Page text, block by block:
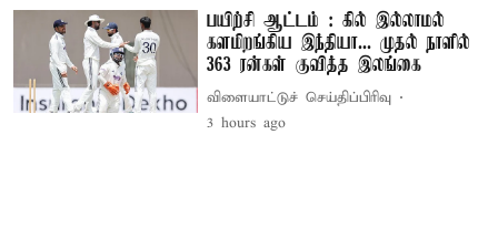
பயிற்சி ஆட்டம் : கில் இல்லாமல்
களமிறங்கிய இந்தியா... முதல் நாளில்
363 ரன்கள் குவித்த இலங்கை
விளையாட்டுச் செய்திப்பிரிவு
3 hours ago